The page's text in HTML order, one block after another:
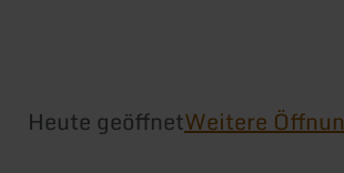
Heute geöffnetWeitere